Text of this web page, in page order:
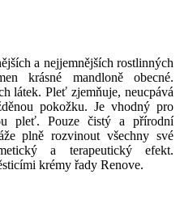
a nejjemnějších rostlinných
krásné mandloně obecné.
látek. Pleť zjemňuje, neucpává
pokožku. Je vhodný pro
pleť. Pouze čistý a přírodní
plně rozvinout všechny své
a terapeutický efekt.
krémy řady Renove.